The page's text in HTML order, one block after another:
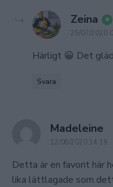
Zeina
25/07/2020
Härligt 😀 Det
Svara
Madeleine
12/08/2020 14:19
Detta är en favorit här
lika lättlagade som